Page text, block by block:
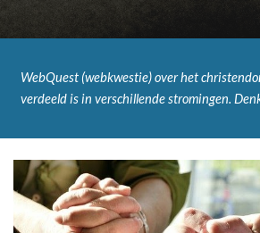
WebQuest (webkwestie) over het
verdeeld is in verschillende stromingen.